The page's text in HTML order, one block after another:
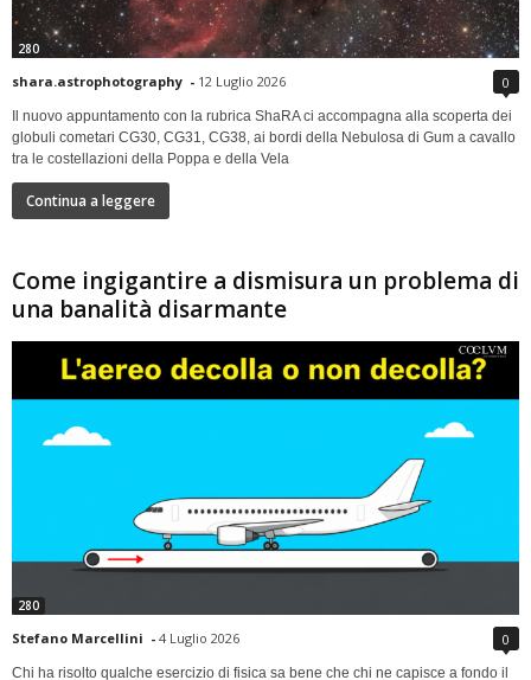
280
shara.astrophotography - 12 Luglio 2026 0
Il nuovo appuntamento con la rubrica ShaRA ci accompagna alla scoperta dei
globuli cometari CG30, CG31, CG38, ai bordi della Nebulosa di Gum a cavallo
tra le costellazioni della Poppa e della Vela
Continua a leggere
Come ingigantire a dismisura un problema di
una banalità disarmante
280
Stefano Marcellini - 4 Luglio 2026 0
Chi ha risolto qualche esercizio di fisica sa bene che chi ne capisce a fondo il